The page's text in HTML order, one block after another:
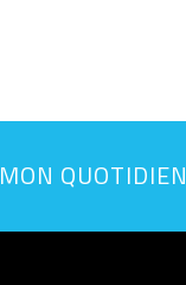
MON QUOTIDIEN